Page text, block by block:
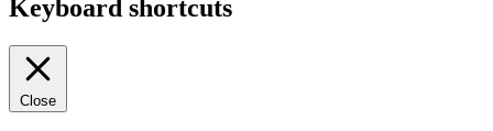
Keyboard shortcuts
Close